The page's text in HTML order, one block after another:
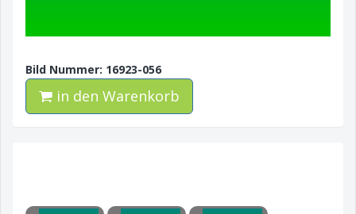
Bild Nummer: 16923-056
in den Warenkorb